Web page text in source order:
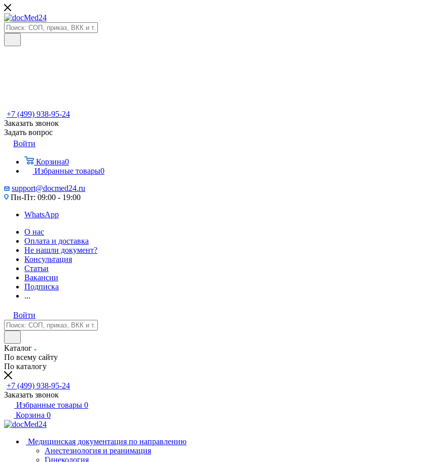
+7 (499) 938-95-24
Заказать звонок
Задать вопрос
Войти
Корзина0
Избранные товары0
support@docmed24.ru
Пн-Пт: 09:00 - 19:00
WhatsApp
О нас
Оплата и доставка
Не нашли документ?
Консультация
Статьи
Вакансии
Подписка
...
Войти
Каталог
По всему сайту
По каталогу
+7 (499) 938-95-24
Заказать звонок
Избранные товары 0
Корзина 0
Медицинская документация по направлению
Анестезиология и реанимация
Гинекология